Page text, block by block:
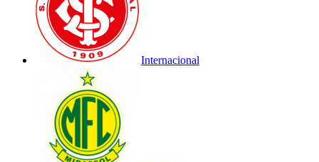
Internacional